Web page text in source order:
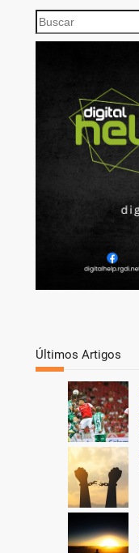
S
e
Últimos Artigos